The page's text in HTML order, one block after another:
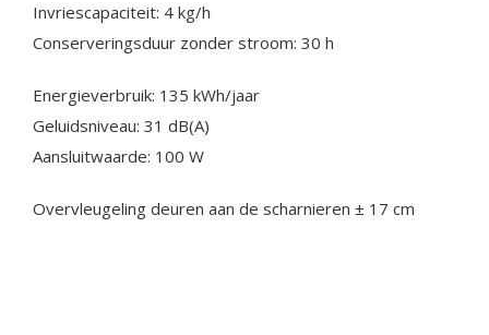
Invriescapaciteit: 4 kg/h
Conserveringsduur zonder stroom: 30 h
Energieverbruik: 135 kWh/jaar
Geluidsniveau: 31 dB(A)
Aansluitwaarde: 100 W
Overvleugeling deuren aan de scharnieren ± 17 cm